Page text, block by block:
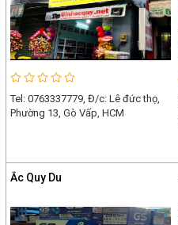
Tel: 0763337779, Đ/c: Lê đức thọ,
Phường 13, Gò Vấp, HCM
Ắc Quy Du